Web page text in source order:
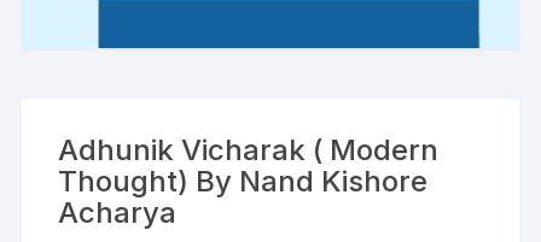
Adhunik Vicharak ( Modern
Thought) By Nand Kishore
Acharya